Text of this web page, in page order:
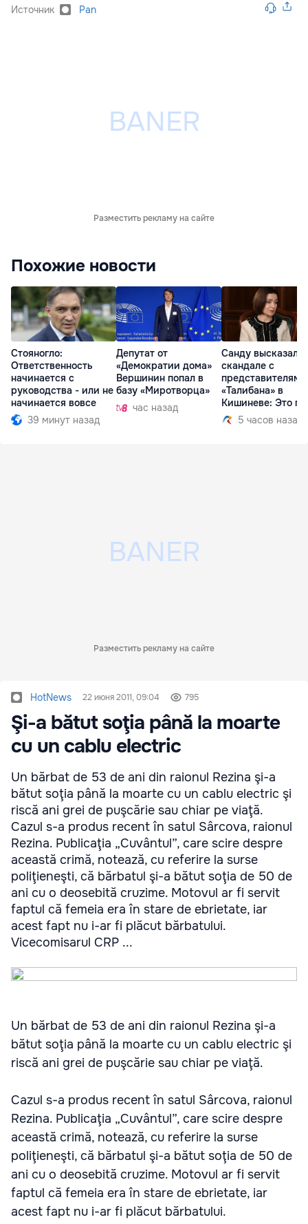
Источник Pan
Разместить рекламу на сайте
Похожие новости
Стояногло:
Ответственность
начинается с
руководства - или не
начинается вовсе
39 минут назад
Депутат от
«Демократии дома»
Вершинин попал в
базу «Миротворца»
час назад
Санду
скандале с
представителями
«Талибана» в
Кишиневе: Это
5 часов назад
Разместить рекламу на сайте
HotNews 22 июня 2011, 09:04 795
Şi-a bătut soţia până la moarte
cu un cablu electric
Un bărbat de 53 de ani din raionul Rezina şi-a
bătut soţia până la moarte cu un cablu electric şi
riscă ani grei de puşcărie sau chiar pe viaţă.
Cazul s-a produs recent în satul Sârcova, raionul
Rezina. Publicaţia „Cuvântul”, care scire despre
această crimă, notează, cu referire la surse
poliţieneşti, că bărbatul şi-a bătut soţia de 50 de
ani cu o deosebită cruzime. Motovul ar fi servit
faptul că femeia era în stare de ebrietate, iar
acest fapt nu i-ar fi plăcut bărbatului.
Vicecomisarul CRP ...
Un bărbat de 53 de ani din raionul Rezina şi-a
bătut soţia până la moarte cu un cablu electric şi
riscă ani grei de puşcărie sau chiar pe viaţă.
Cazul s-a produs recent în satul Sârcova, raionul
Rezina. Publicaţia „Cuvântul”, care scire despre
această crimă, notează, cu referire la surse
poliţieneşti, că bărbatul şi-a bătut soţia de 50 de
ani cu o deosebită cruzime. Motovul ar fi servit
faptul că femeia era în stare de ebrietate, iar
acest fapt nu i-ar fi plăcut bărbatului.